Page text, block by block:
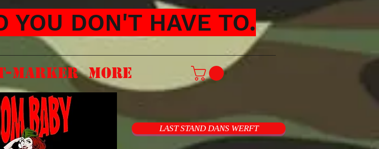
YOU DON'T HAVE TO.
Marker More
LAST STAND DANS WERFT